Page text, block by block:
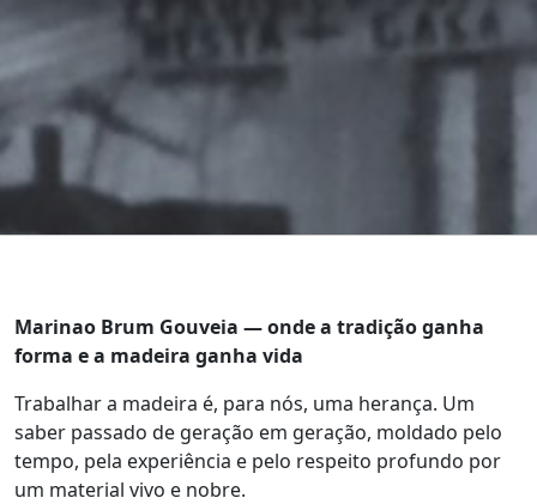
Marinao Brum Gouveia — onde a tradição ganha
forma e a madeira ganha vida
Trabalhar a madeira é, para nós, uma herança. Um
saber passado de geração em geração, moldado pelo
tempo, pela experiência e pelo respeito profundo por
um material vivo e nobre.